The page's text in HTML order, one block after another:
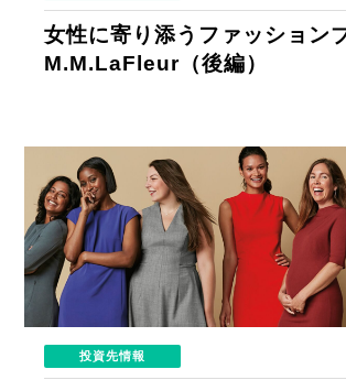
女性に寄り添うファッション
M.M.LaFleur（後編）
投資先情報